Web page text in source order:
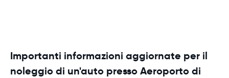
Importanti informazioni aggiornate per il
noleggio di un'auto presso Aeroporto di